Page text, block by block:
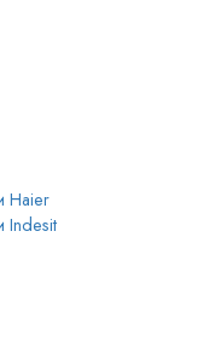
Haier
Indesit